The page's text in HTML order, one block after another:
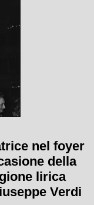
nel foyer
della
lirica
Verdi